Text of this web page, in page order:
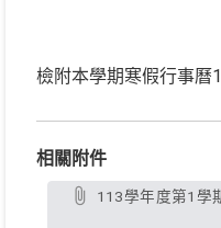
檢附本學期寒假行事曆
相關附件